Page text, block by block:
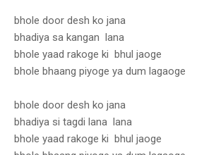
bhole door desh ko jana
bhadiya sa kangan lana
bhole yaad rakoge ki bhul jaoge
bhole bhaang piyoge ya dum lagaoge
bhole door desh ko jana
bhadiya si tagdi lana lana
bhole yaad rakoge ki bhul jaoge